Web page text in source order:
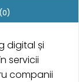
(0)
digital și
servicii
companii